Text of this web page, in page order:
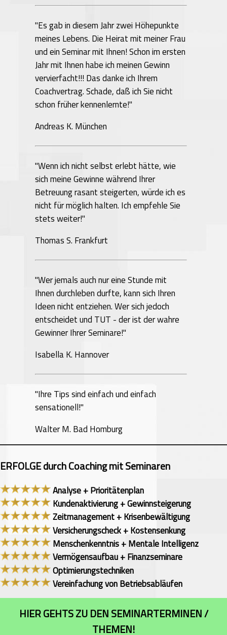
"Es gab in diesem Jahr zwei Höhepunkte
meines Lebens. Die Heirat mit meiner Frau
und ein Seminar mit Ihnen! Schon im ersten
Jahr mit Ihnen habe ich meinen Gewinn
vervierfacht!!! Das danke ich Ihrem
Coachvertrag. Schade, daß ich Sie nicht
schon früher kennenlernte!"
Andreas K. München
"Wenn ich nicht selbst erlebt hätte, wie
sich meine Gewinne während Ihrer
Betreuung rasant steigerten, würde ich es
nicht für möglich halten. Ich empfehle Sie
stets weiter!"
Thomas S. Frankfurt
"Wer jemals auch nur eine Stunde mit
Ihnen durchleben durfte, kann sich Ihren
Ideen nicht entziehen. Wer sich jedoch
entscheidet und TUT - der ist der wahre
Gewinner Ihrer Seminare!"
Isabella K. Hannover
"Ihre Tips sind einfach und einfach
sensationell!"
Walter M. Bad Homburg
ERFOLGE durch Coaching mit Seminaren
Analyse + Prioritätenplan
Kundenaktivierung + Gewinnsteigerung
Zeitmanagement + Krisenbewältigung
Versicherungscheck + Kostensenkung
Menschenkenntnis + Mentale Intelligenz
Vermögensaufbau + Finanzseminare
Optimierungstechniken
Vereinfachung von Betriebsabläufen
HIER GEHTS ZU DEN SEMINARTERMINEN /
THEMEN!